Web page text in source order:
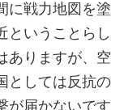
に戦力地図を塗
ということらし
ありますが、空
としては反抗の
が届かないです